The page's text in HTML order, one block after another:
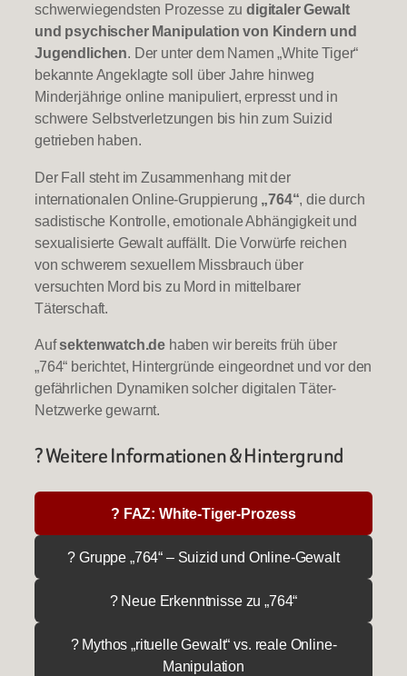
schwerwiegendsten Prozesse zudigitaler Gewalt
und psychischer Manipulation von Kindern und
Jugendlichen. Der unter dem Namen „White Tiger“
bekannte Angeklagte soll über Jahre hinweg
Minderjährige online manipuliert, erpresst und in
schwere Selbstverletzungen bis hin zum Suizid
getrieben haben.
Der Fall steht im Zusammenhang mit der
internationalen Online-Gruppierung „764“, die durch
sadistische Kontrolle, emotionale Abhängigkeit und
sexualisierte Gewalt auffällt. Die Vorwürfe reichen
von schwerem sexuellem Missbrauch über
versuchten Mord bis zu Mord in mittelbarer
Täterschaft.
Aufsektenwatch.de haben wir bereits früh über
„764“ berichtet, Hintergründe eingeordnet und vor den
gefährlichen Dynamiken solcher digitalen Täter-
Netzwerke gewarnt.
? Weitere Informationen & Hintergrund
? FAZ: White-Tiger-Prozess
? Gruppe „764“ – Suizid und Online-Gewalt
? Neue Erkenntnisse zu „764“
? Mythos „rituelle Gewalt“ vs. reale Online-
Manipulation